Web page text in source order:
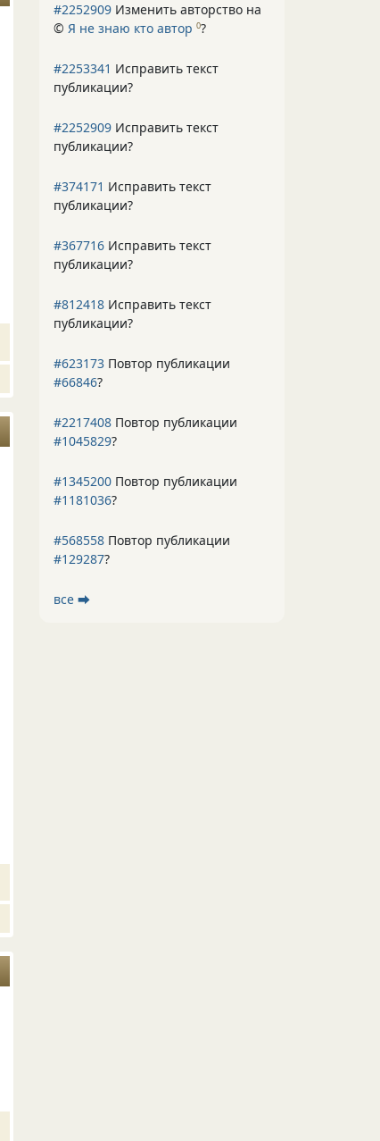
#2252909 Изменить авторство на
© Я не знаю кто автор 0?
#2253341 Исправить текст
публикации?
#2252909 Исправить текст
публикации?
#374171 Исправить текст
публикации?
#367716 Исправить текст
публикации?
#812418 Исправить текст
публикации?
#623173 Повтор публикации
#66846?
#2217408 Повтор публикации
#1045829?
#1345200 Повтор публикации
#1181036?
#568558 Повтор публикации
#129287?
все ⮕